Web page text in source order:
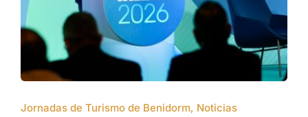
Jornadas de Turismo de Benidorm, Noticias